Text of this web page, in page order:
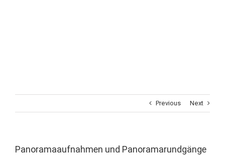
Previous Next
Panoramaaufnahmen und Panoramarundgänge